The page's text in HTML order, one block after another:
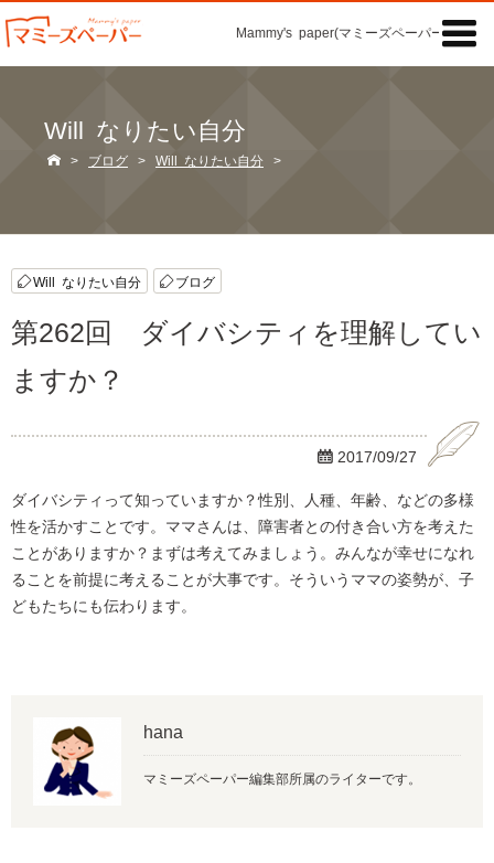
Mammy's paper(マミーズペーパー)の「記事

Will なりたい自分
 > ブログ > Will なりたい自分 >
Will なりたい自分 ブログ
第262回 ダイバシティを理解してい
ますか？
 2017/09/27
ダイバシティって知っていますか？性別、人種、年齢、などの多様
性を活かすことです。ママさんは、障害者との付き合い方を考えた
ことがありますか？まずは考えてみましょう。みんなが幸せになれ
ることを前提に考えることが大事です。そういうママの姿勢が、子
どもたちにも伝わります。
hana
マミーズペーパー編集部所属のライターです。